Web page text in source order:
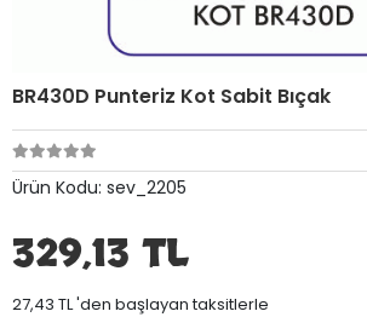
BR430D Punteriz Kot Sabit Bıçak
Ürün Kodu: sev_2205
329,13 TL
27,43 TL 'den başlayan taksitlerle